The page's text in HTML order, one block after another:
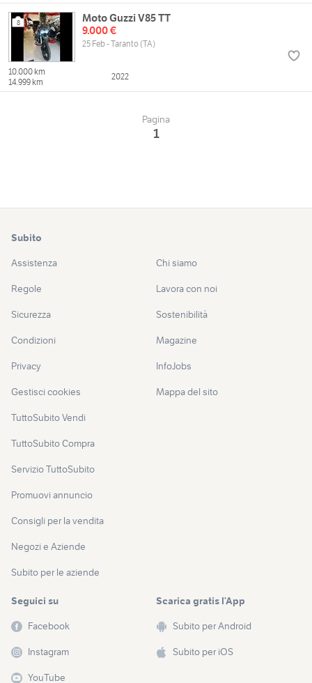
8
Moto Guzzi V85 TT
9.000 €
25 Feb - Taranto (TA)
10.000 km
14.999 km
2022
Pagina
1
Subito
Assistenza
Regole
Sicurezza
Condizioni
Privacy
Gestisci cookies
TuttoSubito Vendi
TuttoSubito Compra
Servizio TuttoSubito
Promuovi annuncio
Consigli per la vendita
Negozi e Aziende
Subito per le aziende
Chi siamo
Lavora con noi
Sostenibilità
Magazine
InfoJobs
Mappa del sito
Seguici su
Facebook
Instagram
YouTube
Scarica gratis l’App
Subito per Android
Subito per iOS